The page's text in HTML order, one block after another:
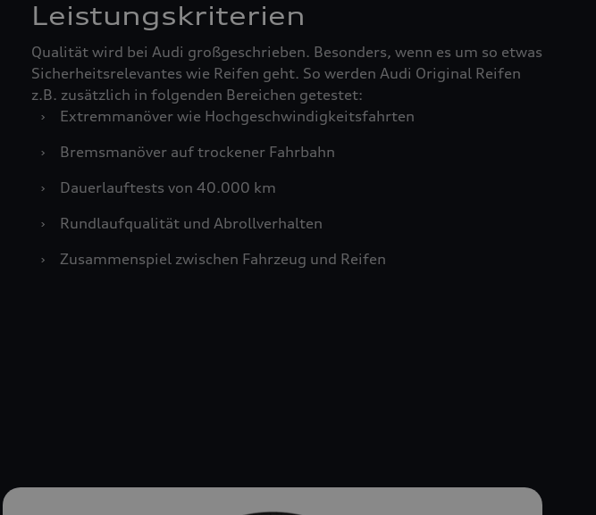
Leistungskriterien
Qualität wird bei Audi großgeschrieben. Besonders, wenn es um so etwas
Sicherheitsrelevantes wie Reifen geht. So werden Audi Original Reifen
z.B. zusätzlich in folgenden Bereichen getestet:
›
Extremmanöver wie Hochgeschwindigkeitsfahrten
›
Bremsmanöver auf trockener Fahrbahn
›
Dauerlauftests von 40.000 km
›
Rundlaufqualität und Abrollverhalten
›
Zusammenspiel zwischen Fahrzeug und Reifen